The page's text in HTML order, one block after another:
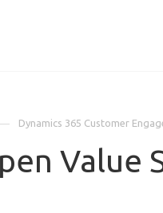
Dynamics 365 Customer